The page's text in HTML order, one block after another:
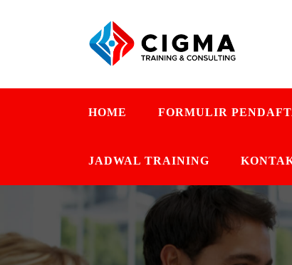
HOME FORMULIR
JADWAL TRAINING